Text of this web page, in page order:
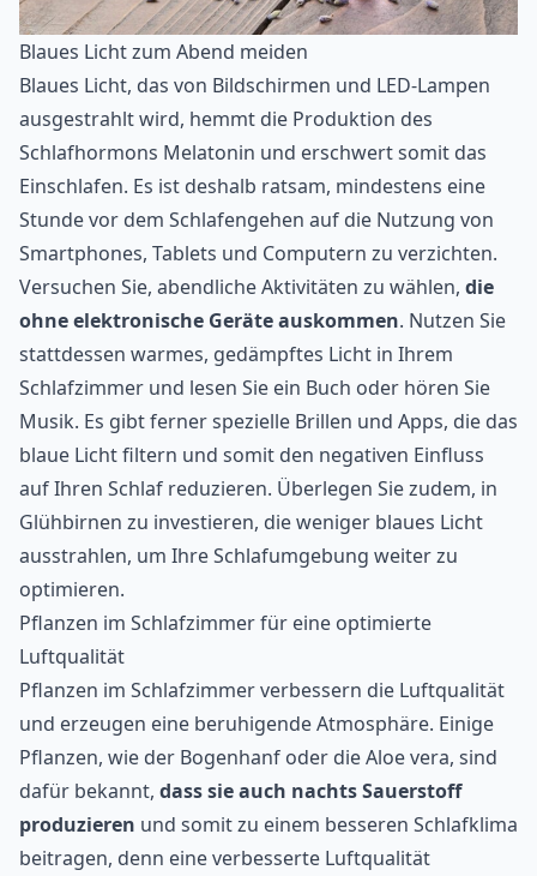
Blaues Licht zum Abend meiden
Blaues Licht, das von Bildschirmen und LED-Lampen
ausgestrahlt wird, hemmt die Produktion des
Schlafhormons Melatonin und erschwert somit das
Einschlafen. Es ist deshalb ratsam, mindestens eine
Stunde vor dem Schlafengehen auf die Nutzung von
Smartphones, Tablets und Computern zu verzichten.
Versuchen Sie, abendliche Aktivitäten zu wählen, die
ohne elektronische Geräte auskommen. Nutzen Sie
stattdessen warmes, gedämpftes Licht in Ihrem
Schlafzimmer und lesen Sie ein Buch oder hören Sie
Musik. Es gibt ferner spezielle Brillen und Apps, die das
blaue Licht filtern und somit den negativen Einfluss
auf Ihren Schlaf reduzieren. Überlegen Sie zudem, in
Glühbirnen zu investieren, die weniger blaues Licht
ausstrahlen, um Ihre Schlafumgebung weiter zu
optimieren.
Pflanzen im Schlafzimmer für eine optimierte
Luftqualität
Pflanzen im Schlafzimmer verbessern die Luftqualität
und erzeugen eine beruhigende Atmosphäre. Einige
Pflanzen, wie der Bogenhanf oder die Aloe vera, sind
dafür bekannt, dass sie auch nachts Sauerstoff
produzieren und somit zu einem besseren Schlafklima
beitragen, denn eine verbesserte Luftqualität